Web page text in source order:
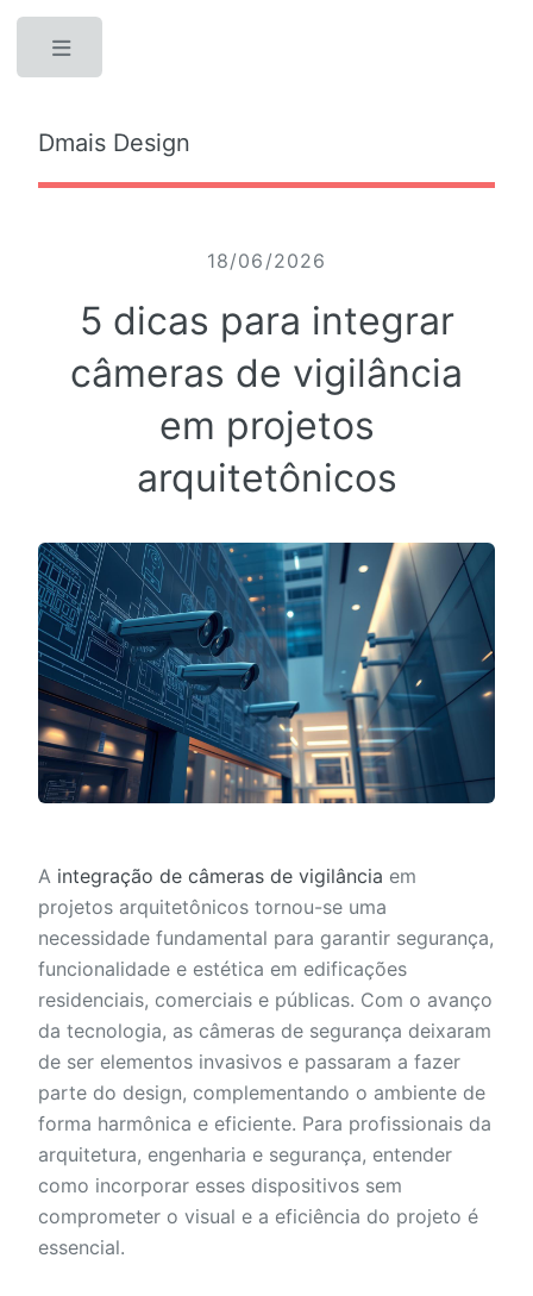
Dmais Design
18/06/2026
5 dicas para integrar
câmeras de vigilância
em projetos
arquitetônicos
A integração de câmeras de vigilância em
projetos arquitetônicos tornou-se uma
necessidade fundamental para garantir segurança,
funcionalidade e estética em edificações
residenciais, comerciais e públicas. Com o avanço
da tecnologia, as câmeras de segurança deixaram
de ser elementos invasivos e passaram a fazer
parte do design, complementando o ambiente de
forma harmônica e eficiente. Para profissionais da
arquitetura, engenharia e segurança, entender
como incorporar esses dispositivos sem
comprometer o visual e a eficiência do projeto é
essencial.